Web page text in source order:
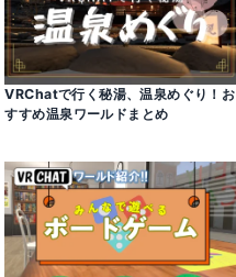
VRChatで行く秘湯、温泉めぐり！お
すすめ温泉ワールドまとめ